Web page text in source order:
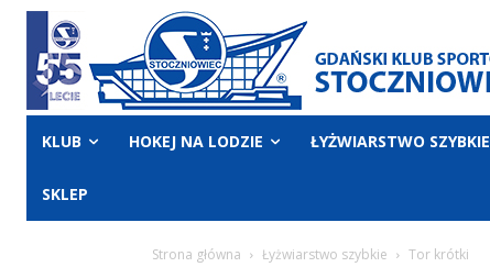
KLUB HOKEJ NA LODZIE ŁYŻWIARSTWO SZYBKIE
SKLEP
Strona główna Łyżwiarstwo szybkie Tor krótki